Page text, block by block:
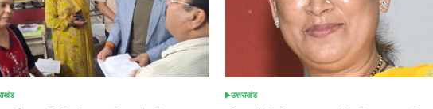
POSTED
उत्तराखंड